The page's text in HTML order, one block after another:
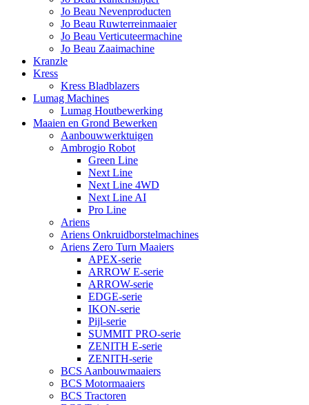
Jo Beau Nevenproducten
Jo Beau Ruwterreinmaaier
Jo Beau Verticuteermachine
Jo Beau Zaaimachine
Kranzle
Kress
Kress Bladblazers
Lumag Machines
Lumag Houtbewerking
Maaien en Grond Bewerken
Aanbouwwerktuigen
Ambrogio Robot
Green Line
Next Line
Next Line 4WD
Next Line AI
Pro Line
Ariens
Ariens Onkruidborstelmachines
Ariens Zero Turn Maaiers
APEX-serie
ARROW E-serie
ARROW-serie
EDGE-serie
IKON-serie
Pijl-serie
SUMMIT PRO-serie
ZENITH E-serie
ZENITH-serie
BCS Aanbouwmaaiers
BCS Motormaaiers
BCS Tractoren